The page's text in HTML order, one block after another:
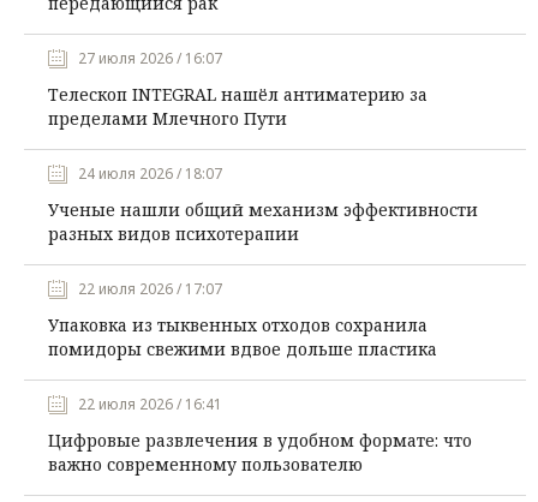
27 июля 2026 / 16:07
Телескоп INTEGRAL нашёл антиматерию за
пределами Млечного Пути
24 июля 2026 / 18:07
Ученые нашли общий механизм эффективности
разных видов психотерапии
22 июля 2026 / 17:07
Упаковка из тыквенных отходов сохранила
помидоры свежими вдвое дольше пластика
22 июля 2026 / 16:41
Цифровые развлечения в удобном формате: что
важно современному пользователю